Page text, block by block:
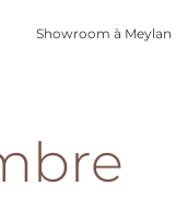
Showroom à Meylan